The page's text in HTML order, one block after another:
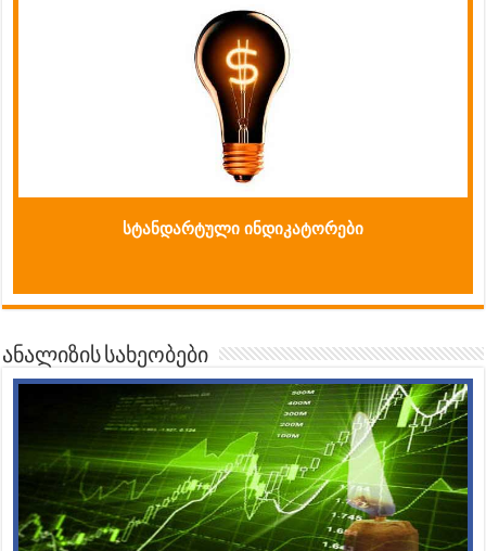
სტანდარტული ინდიკატორები
ანალიზის სახეობები